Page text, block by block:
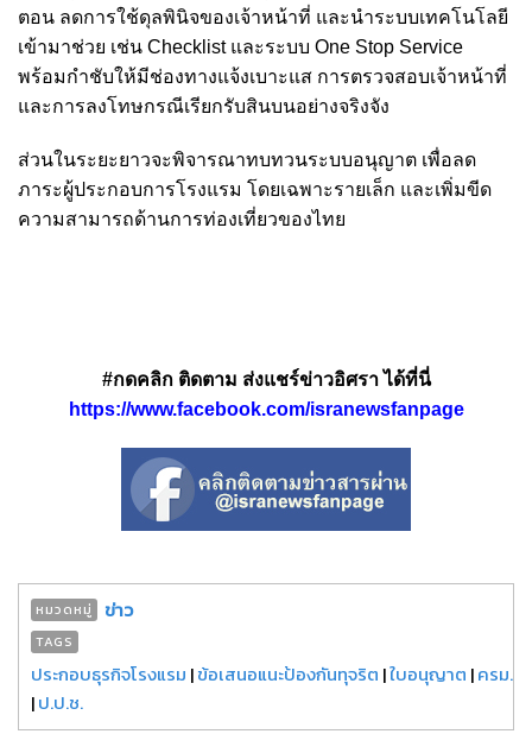
ตอน ลดการใช้ดุลพินิจของเจ้าหน้าที่ และนำระบบเทคโนโลยี
เข้ามาช่วย เช่น Checklist และระบบ One Stop Service
พร้อมกำชับให้มีช่องทางแจ้งเบาะแส การตรวจสอบเจ้าหน้าที่
และการลงโทษกรณีเรียกรับสินบนอย่างจริงจัง
ส่วนในระยะยาวจะพิจารณาทบทวนระบบอนุญาต เพื่อลด
ภาระผู้ประกอบการโรงแรม โดยเฉพาะรายเล็ก และเพิ่มขีด
ความสามารถด้านการท่องเที่ยวของไทย
#กดคลิก ติดตาม ส่งแชร์ข่าวอิศรา ได้ที่นี่
https://www.facebook.com/isranewsfanpage
หมวดหมู่ ข่าว
TAGS
ประกอบธุรกิจโรงแรม |ข้อเสนอแนะป้องกันทุจริต |ใบอนุญาต |ครม.
|ป.ป.ช.